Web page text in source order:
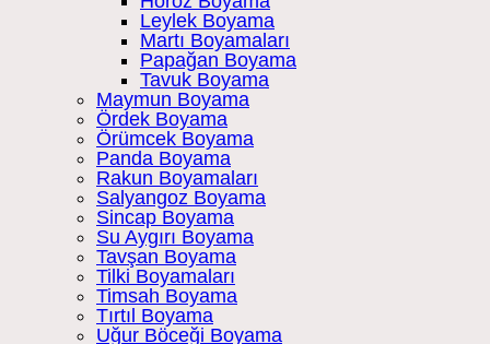
Leylek Boyama
Martı Boyamaları
Papağan Boyama
Tavuk Boyama
Maymun Boyama
Ördek Boyama
Örümcek Boyama
Panda Boyama
Rakun Boyamaları
Salyangoz Boyama
Sincap Boyama
Su Aygırı Boyama
Tavşan Boyama
Tilki Boyamaları
Timsah Boyama
Tırtıl Boyama
Uğur Böceği Boyama